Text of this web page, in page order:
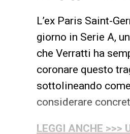
L’ex Paris Saint-
giorno in Serie A,
che Verratti ha
coronare questo
sottolineando
considerare
LEGGI ANCHE